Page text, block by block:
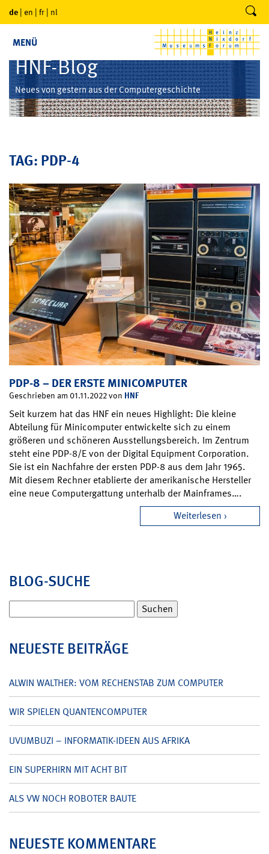
de | en | fr | nl
MENÜ
HNF-Blog
Neues von gestern aus der Computergeschichte
TAG: PDP-4
PDP-8 – DER ERSTE MINICOMPUTER
Geschrieben am 01.11.2022 von HNF
Seit kurzem hat das HNF ein neues Highlight: Die kleine
Abteilung für Minicomputer entwickelte sich zu einem
größeren und schöneren Ausstellungsbereich. Im Zentrum
steht eine PDP-8/E von der Digital Equipment Corporation.
Sie ist ein Nachfahre der ersten PDP-8 aus dem Jahr 1965.
Mit diesem Rechner etablierte der amerikanische Hersteller
eine neue Computergattung unterhalb der Mainframes….
Weiterlesen
BLOG-SUCHE
nach:
NEUESTE BEITRÄGE
ALWIN WALTHER: VOM RECHENSTAB ZUM COMPUTER
WIR SPIELEN QUANTENCOMPUTER
UVUMBUZI – INFORMATIK-IDEEN AUS AFRIKA
EIN SUPERHIRN MIT ACHT BIT
ALS VW NOCH ROBOTER BAUTE
NEUESTE KOMMENTARE